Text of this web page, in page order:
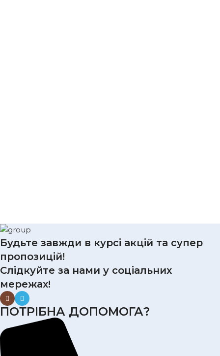
Будьте завжди в курсі акцій та супер
пропозицій!
Слідкуйте за нами у соціальних
мережах!
ПОТРІБНА ДОПОМОГА?